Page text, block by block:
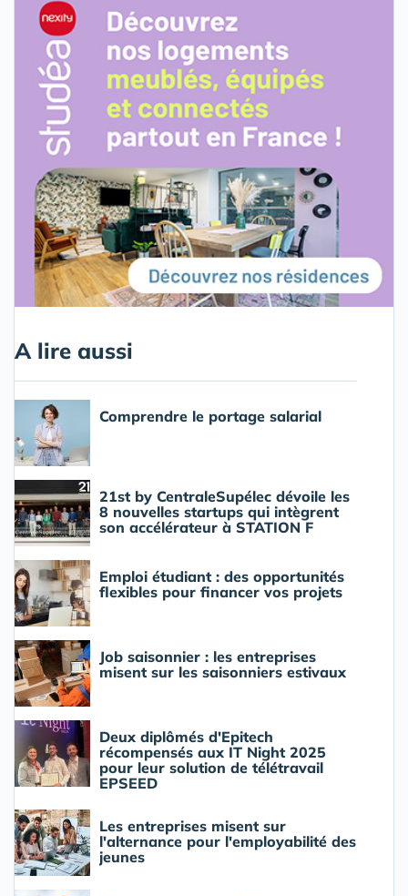
A lire aussi
Comprendre le portage salarial
21st by CentraleSupélec dévoile les
8 nouvelles startups qui intègrent
son accélérateur à STATION F
Emploi étudiant : des opportunités
flexibles pour financer vos projets
Job saisonnier : les entreprises
misent sur les saisonniers estivaux
Deux diplômés d'Epitech
récompensés aux IT Night 2025
pour leur solution de télétravail
EPSEED
Les entreprises misent sur
l'alternance pour l'employabilité des
jeunes